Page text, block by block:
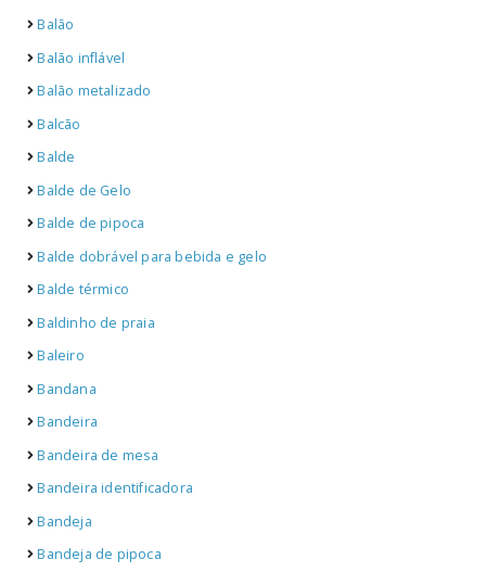
Balão
Balão inflável
Balão metalizado
Balcão
Balde
Balde de Gelo
Balde de pipoca
Balde dobrável para bebida e gelo
Balde térmico
Baldinho de praia
Baleiro
Bandana
Bandeira
Bandeira de mesa
Bandeira identificadora
Bandeja
Bandeja de pipoca